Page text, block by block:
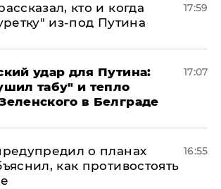
кто и когда
из-под Путина
17:59
удар для Путина:
табу" и тепло
в Белграде
17:07
о планах
как противостоять
16:55